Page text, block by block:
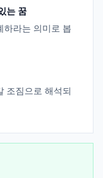
는 꿈
하라는 의미로 봅
조짐으로 해석되